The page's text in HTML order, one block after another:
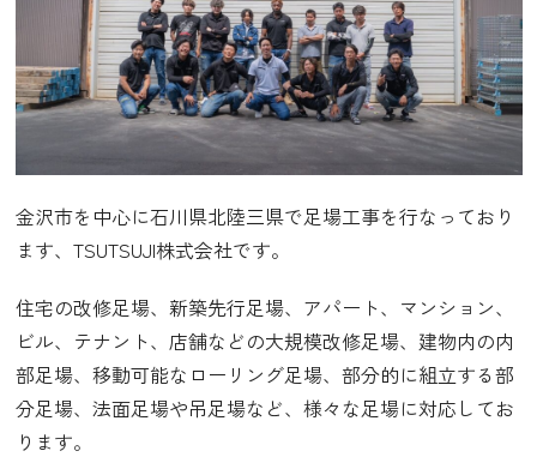
金沢市を中心に石川県北陸三県で足場工事を行なっており
ます、TSUTSUJI株式会社です。
住宅の改修足場、新築先行足場、アパート、マンション、
ビル、テナント、店舗などの大規模改修足場、建物内の内
部足場、移動可能なローリング足場、部分的に組立する部
分足場、法面足場や吊足場など、様々な足場に対応してお
ります。